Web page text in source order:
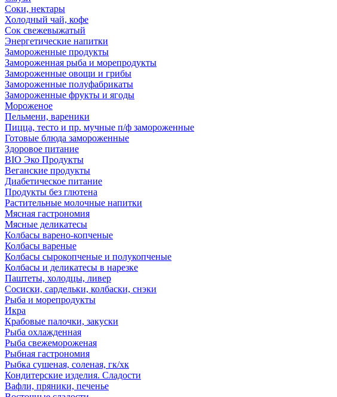
Соки, нектары
Холодный чай, кофе
Сок свежевыжатый
Энергетические напитки
Замороженные продукты
Замороженная рыба и морепродукты
Замороженные овощи и грибы
Замороженные полуфабрикаты
Замороженные фрукты и ягоды
Мороженое
Пельмени, вареники
Пицца, тесто и пр. мучные п/ф замороженные
Готовые блюда замороженные
Здоровое питание
BIO Эко Продукты
Веганские продукты
Диабетическое питание
Продукты без глютена
Растительные молочные напитки
Мясная гастрономия
Мясные деликатесы
Колбасы варено-копченые
Колбасы вареные
Колбасы сырокопченые и полукопченые
Колбасы и деликатесы в нарезке
Паштеты, холодцы, ливер
Сосиски, сардельки, колбаски, снэки
Рыба и морепродукты
Икра
Крабовые палочки, закуски
Рыба охлажденная
Рыба свежемороженая
Рыбная гастрономия
Рыбка сушеная, соленая, гк/хк
Кондитерские изделия. Сладости
Вафли, пряники, печенье